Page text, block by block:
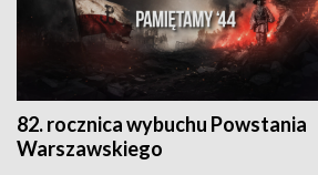
82. rocznica wybuchu Powstania
Warszawskiego